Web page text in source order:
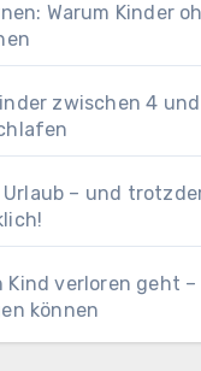
Warum Kinder
zwischen 4
Urlaub – und
Kind verloren geht –
können